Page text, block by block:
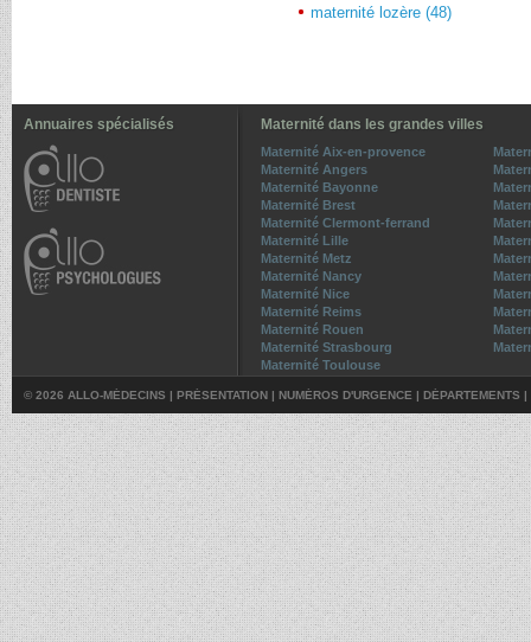
maternité lozère (48)
Annuaires spécialisés Maternité dans les grandes villes
Maternité Aix-en-provence
Maternité Angers
Maternité Bayonne
Maternité Brest
Maternité Clermont-ferrand
Maternité Lille
Maternité Metz
Maternité Nancy
Maternité Nice
Maternité Reims
Maternité Rouen
Maternité Strasbourg
Maternité Toulouse
© 2026 ALLO-MÉDECINS | PRÉSENTATION | NUMÉROS D'URGENCE | DÉPARTEMENTS |